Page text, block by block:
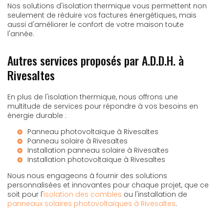
Nos solutions d'isolation thermique vous permettent non
seulement de réduire vos factures énergétiques, mais
aussi d'améliorer le confort de votre maison toute
l'année.
Autres services proposés par A.D.D.H. à
Rivesaltes
En plus de l'isolation thermique, nous offrons une
multitude de services pour répondre à vos besoins en
énergie durable :
Panneau photovoltaïque à Rivesaltes
Panneau solaire à Rivesaltes
Installation panneau solaire à Rivesaltes
Installation photovoltaïque à Rivesaltes
Nous nous engageons à fournir des solutions
personnalisées et innovantes pour chaque projet, que ce
soit pour l'isolation des combles ou l'installation de
panneaux solaires photovoltaïques à Rivesaltes.